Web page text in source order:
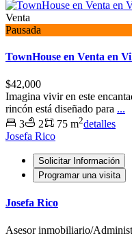
Venta
Pausada
TownHouse en Venta en
$42,000
Imagina vivir en este
rincón está diseñado para ...
3
2 75 m2detalles
Josefa Rico
Solicitar Información
Programar una visita
Josefa Rico
Asesor inmobiliario/